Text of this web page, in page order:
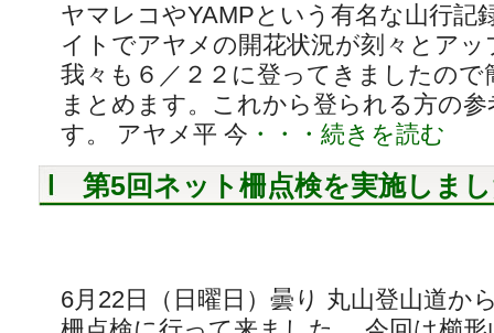
ヤマレコやYAMPという有名な山行記
イトでアヤメの開花状況が刻々とア
我々も６／２２に登ってきましたので
まとめます。これから登られる方の
す。 アヤメ平 今 ・・・続きを読む
第5回ネット柵点検を実施しま
6月22日（日曜日）曇り 丸山登山道か